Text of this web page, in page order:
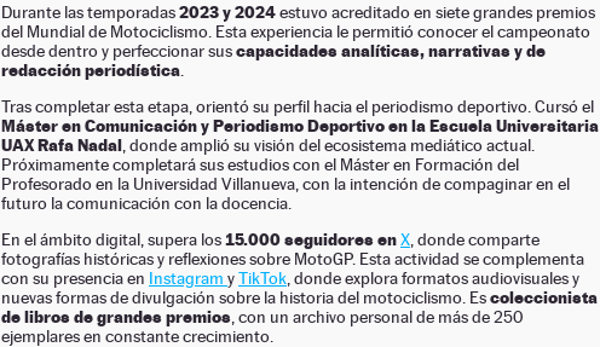
Durante las temporadas2023 y 2024estuvo acreditado en siete grandes premios
del Mundial de Motociclismo. Esta experiencia le permitió conocer el campeonato
desde dentro y perfeccionar suscapacidades analíticas, narrativas y de
redacción periodística
Tras completar esta etapa, orientó su perfil hacia el periodismo deportivo. Cursó el
Máster en Comunicación y Periodismo Deportivo en la Escuela Universitaria
UAX Rafa Nadal , donde amplió su visión del ecosistema mediático actual.
Próximamente completará sus estudios con el Máster en Formación del
Profesorado en la Universidad Villanueva, con la intención de compaginar en el
futuro la comunicación con la docencia.
En el ámbito digital, supera los15.000 seguidores enX , donde comparte
fotografías históricas y reflexiones sobre MotoGP. Esta actividad se complementa
con su presencia en Instagram yTikTok , donde explora formatos audiovisuales y
nuevas formas de divulgación sobre la historia del motociclismo. Escoleccionista
de libros de grandes premios , con un archivo personal de más de 250
ejemplares en constante crecimiento.